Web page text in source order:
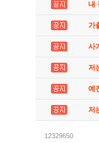
내
가
사
저
예
저
12329650